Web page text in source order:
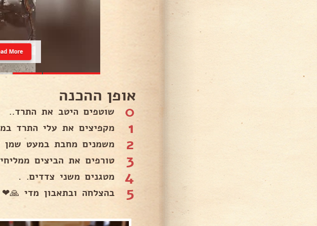
More
אופן ההכנה
0 שוטפים היטב את התרד..
1 מקפיצים את עלי התרד
2 משמנים מחבת במעט
3 טורפים את הביצים
4 מטגנים משני צדדים. .
5 בהצלחה ובתאבון מדי